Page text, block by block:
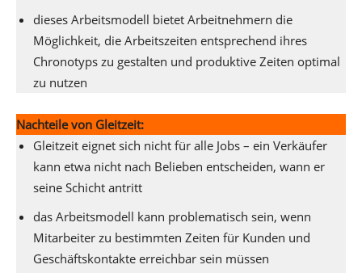
dieses Arbeitsmodell bietet Arbeitnehmern die
Möglichkeit, die Arbeitszeiten entsprechend ihres
Chronotyps zu gestalten und produktive Zeiten optimal
zu nutzen
Nachteile von Gleitzeit:
Gleitzeit eignet sich nicht für alle Jobs – ein Verkäufer
kann etwa nicht nach Belieben entscheiden, wann er
seine Schicht antritt
das Arbeitsmodell kann problematisch sein, wenn
Mitarbeiter zu bestimmten Zeiten für Kunden und
Geschäftskontakte erreichbar sein müssen